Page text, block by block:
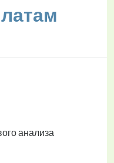
анализа